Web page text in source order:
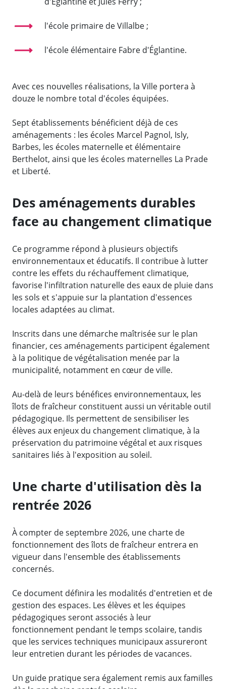
l'école primaire de Villalbe ;
l'école élémentaire Fabre d'Églantine.
Avec ces nouvelles réalisations, la Ville portera à
douze le nombre total d'écoles équipées.
Sept établissements bénéficient déjà de ces
aménagements : les écoles Marcel Pagnol, Isly,
Barbes, les écoles maternelle et élémentaire
Berthelot, ainsi que les écoles maternelles La Prade
et Liberté.
Des aménagements durables
face au changement climatique
Ce programme répond à plusieurs objectifs
environnementaux et éducatifs. Il contribue à lutter
contre les effets du réchauffement climatique,
favorise l'infiltration naturelle des eaux de pluie dans
les sols et s'appuie sur la plantation d'essences
locales adaptées au climat.
Inscrits dans une démarche maîtrisée sur le plan
financier, ces aménagements participent également
à la politique de végétalisation menée par la
municipalité, notamment en cœur de ville.
Au-delà de leurs bénéfices environnementaux, les
îlots de fraîcheur constituent aussi un véritable outil
pédagogique. Ils permettent de sensibiliser les
élèves aux enjeux du changement climatique, à la
préservation du patrimoine végétal et aux risques
sanitaires liés à l'exposition au soleil.
Une charte d'utilisation dès la
rentrée 2026
À compter de septembre 2026, une charte de
fonctionnement des îlots de fraîcheur entrera en
vigueur dans l'ensemble des établissements
concernés.
Ce document définira les modalités d'entretien et de
gestion des espaces. Les élèves et les équipes
pédagogiques seront associés à leur
fonctionnement pendant le temps scolaire, tandis
que les services techniques municipaux assureront
leur entretien durant les périodes de vacances.
Un guide pratique sera également remis aux familles